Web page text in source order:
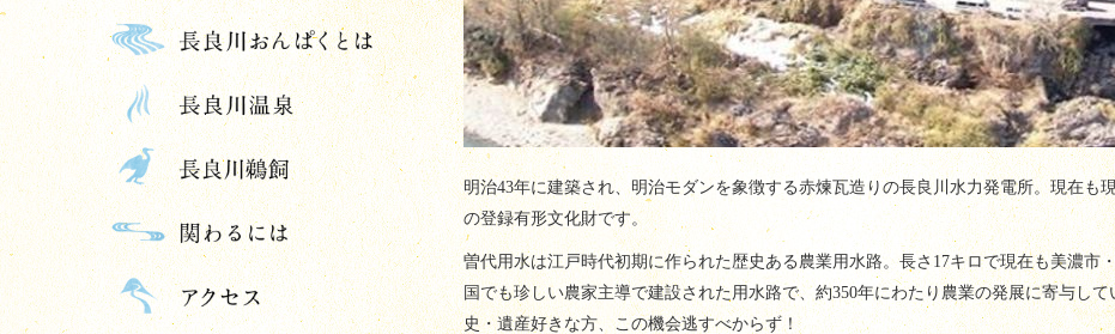
明治43年に建築され、明治モダンを象徴する赤煉瓦造りの長良川水力発電所。現在も
の登録有形文化財です。
曽代用水は江戸時代初期に作られた歴史ある農業用水路。長さ 17キロで現在も美濃市
国でも珍しい農家主導で建設された用水路で、約350年にわたり農業の発展に寄与し
史・遺産好きな方、この機会逃すべからず！